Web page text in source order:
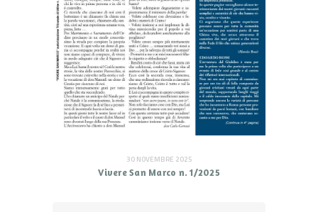
30 NOVEMBRE 2025
Vivere San Marco n. 1/2025